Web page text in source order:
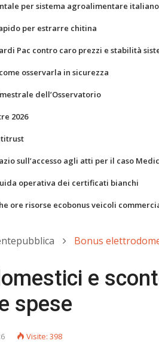
per sistema agroalimentare italiano
per estrarre chitina
Pac contro caro prezzi e stabilità
osservarla in sicurezza
dell’Osservatorio
2026
sull’accesso agli atti per il caso
operativa dei certificati bianchi
ore risorse ecobonus veicoli
Bonus
e
spese
Visite: 398